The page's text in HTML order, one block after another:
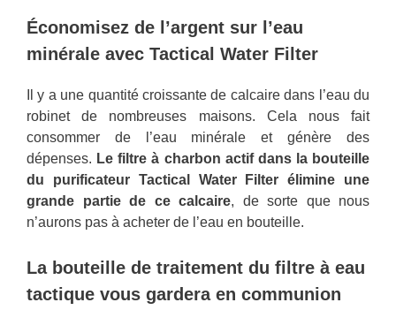
Économisez de l’argent sur l’eau
minérale avec Tactical Water Filter
Il y a une quantité croissante de calcaire dans l’eau du
robinet de nombreuses maisons. Cela nous fait
consommer de l’eau minérale et génère des
dépenses. Le filtre à charbon actif dans la bouteille
du purificateur Tactical Water Filter élimine une
grande partie de ce calcaire, de sorte que nous
n’aurons pas à acheter de l’eau en bouteille.
La bouteille de traitement du filtre à eau
tactique vous gardera en communion